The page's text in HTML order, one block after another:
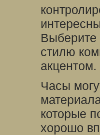
Выберите
стилю
акцентом.
Часы
которые
хорошо